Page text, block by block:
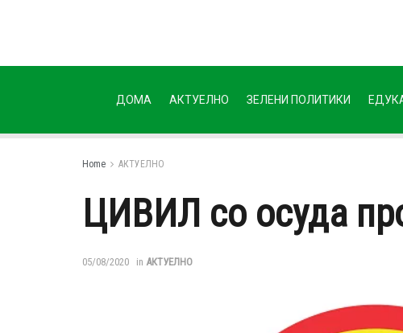
ДОМА АКТУЕЛНО ЗЕЛЕНИ ПОЛИТИКИ
Home АКТУЕЛНО
ЦИВИЛ со осуда
05/08/2020 in АКТУЕЛНО